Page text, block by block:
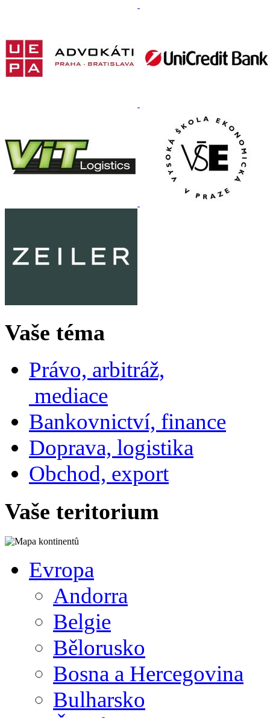
Vaše téma
Právo, arbitráž,
mediace
Bankovnictví, finance
Doprava, logistika
Obchod, export
Vaše teritorium
Evropa
Andorra
Belgie
Bělorusko
Bosna a Hercegovina
Bulharsko